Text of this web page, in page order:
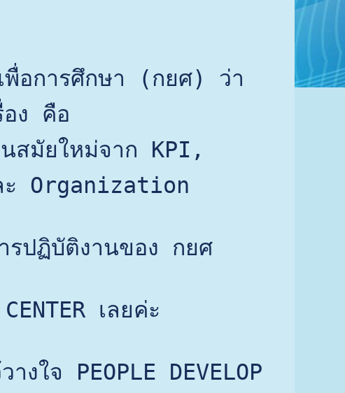
พื่อการศึกษา (กยศ) ว่า
ง คือ
สมัยใหม่จาก KPI,
ะ Organization
รปฏิบัติงานของ กยศ
เลยค่ะ
ใจ PEOPLE DEVELOP